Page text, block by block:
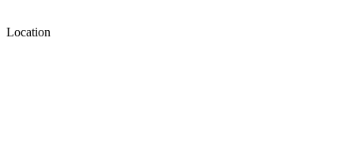
Location